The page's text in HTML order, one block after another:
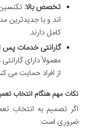
تخصص بالا:
اند و با جدیدترین
کامل دارند.
گارانتی خدمات پس
معمولاً دارای
از افراد حمایت می
نکات مهم هنگام انتخاب
اگر تصمیم به انتخاب
ضروری است: